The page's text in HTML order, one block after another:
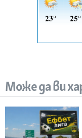
Може да ви